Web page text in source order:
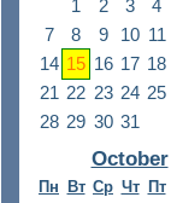
1 2 3 4
7
8 9 10 11
14 15 16 17 18
21 22 23 24 25
28 29 30 31
October
Пн Вт Ср Чт Пт